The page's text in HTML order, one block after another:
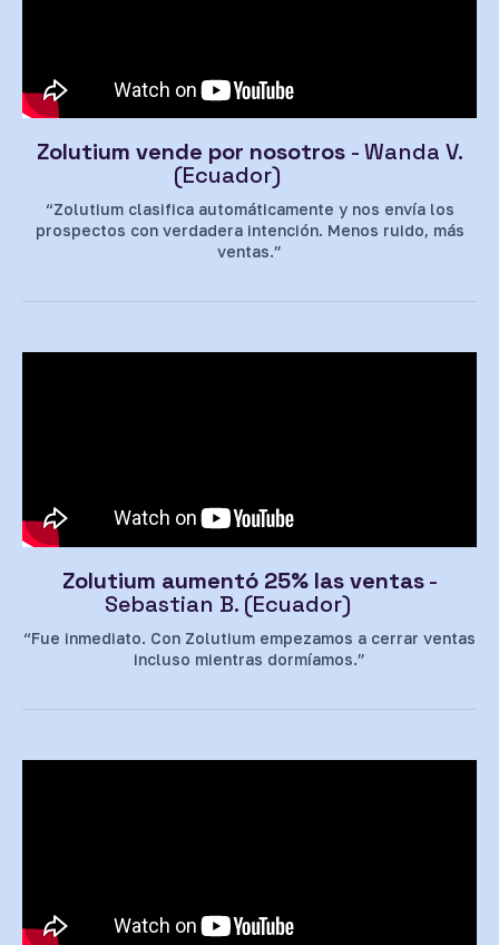
Zolutium vende por nosotros - Wanda V.
(Ecuador)
“Zolutium clasifica automáticamente y nos envía los
prospectos con verdadera intención. Menos ruido, más
ventas.”
Zolutium aumentó 25% las ventas-
Sebastian B. (Ecuador)
“Fue inmediato. Con Zolutium empezamos a cerrar ventas
incluso mientras dormíamos.”